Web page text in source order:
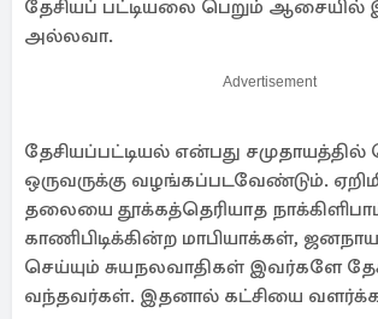
தேசியப் பட்டியலை பெறும் ஆசையில்
அல்லவா.
Advertisement
தேசியப்பட்டியல் என்பது
ஒருவருக்கு வழங்கப்படவேண்டும்.
தலையை தூக்கத்தெரியாத
காணிபிடிக்கின்ற மாபியாக்கள்,
செய்யும் சுயநலவாதிகள் இவர்களே
வந்தவர்கள். இதனால் கட்சியை வளர்க்க